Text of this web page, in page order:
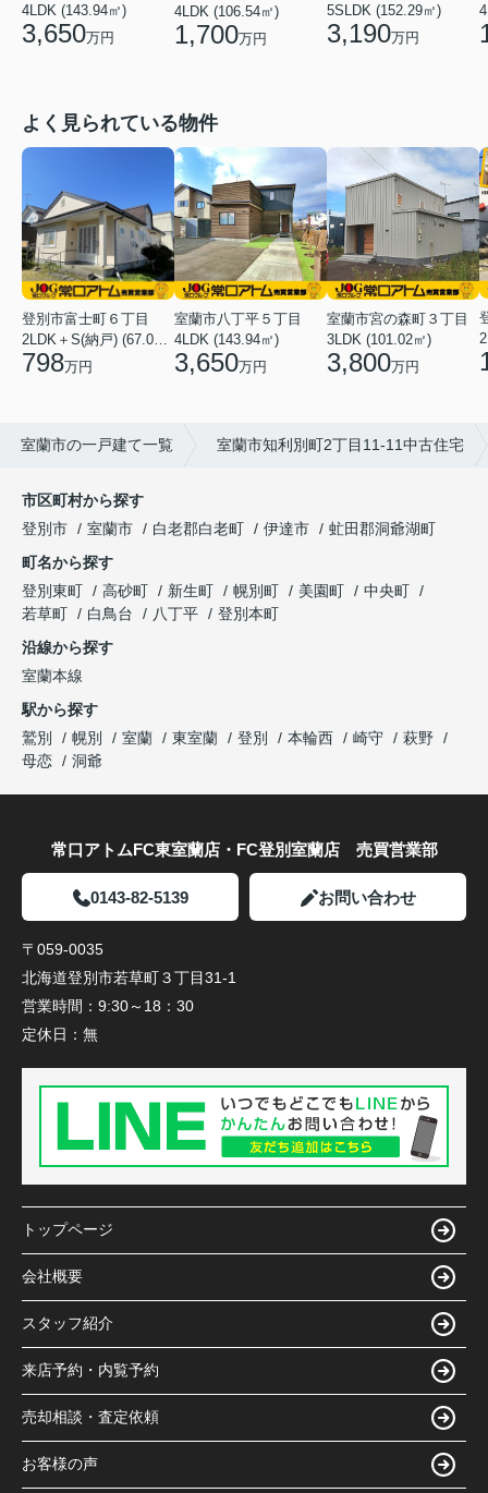
4LDK (143.94㎡)
3,650万円
4LDK (106.54㎡)
1,700万円
5SLDK (152.29㎡)
3,190万円
よく見られている物件
登別市富士町６丁目
798万円
室蘭市八丁平５丁目
4LDK (143.94㎡)
3,650万円
室蘭市宮の森町３丁目
3LDK (101.02㎡)
3,800万円
室蘭市の一戸建て一覧 室蘭市知利別町2丁目11-11中古住宅
市区町村から探す
登別市
室蘭市 白老郡白老町 伊達市
虻田郡洞爺湖町
町名から探す
登別東町
高砂町 新生町 幌別町 美園町
中央町
若草町
白鳥台 八丁平
登別本町
沿線から探す
室蘭本線
駅から探す
鷲別
幌別 室蘭 東室蘭 登別 本輪西 崎守
萩野
母恋
洞爺
常口アトムFC東室蘭店・FC登別室蘭店 売買営業部
0143-82-5139 お問い合わせ
〒059-0035
北海道登別市若草町３丁目31-1
営業時間： 9:30～18：30
定休日： 無
トップページ
会社概要
スタッフ紹介
来店予約・内覧予約
売却相談・査定依頼
お客様の声